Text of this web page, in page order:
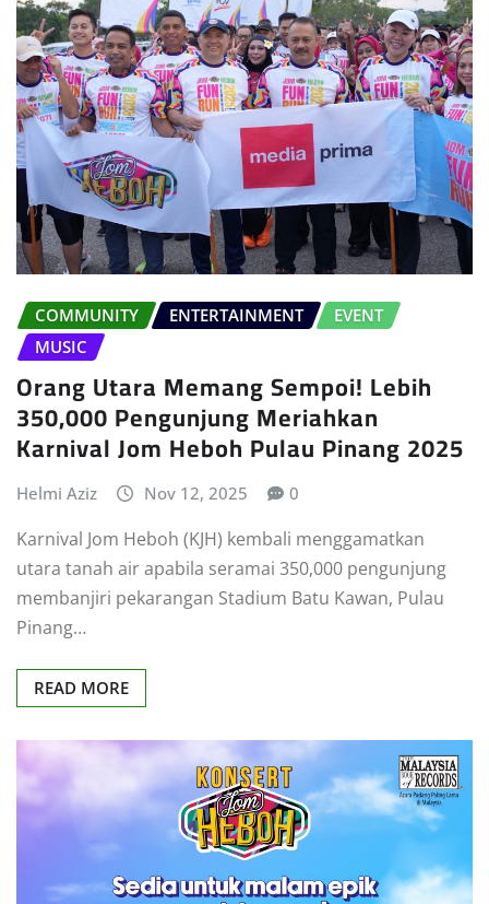
COMMUNITY ENTERTAINMENT
EVENT
MUSIC
Orang Utara Memang Sempoi! Lebih
350,000 Pengunjung Meriahkan
Karnival Jom Heboh Pulau Pinang 2025
Helmi Aziz Nov 12, 2025 0
Karnival Jom Heboh (KJH) kembali menggamatkan
utara tanah air apabila seramai 350,000 pengunjung
membanjiri pekarangan Stadium Batu Kawan, Pulau
Pinang…
READ MORE